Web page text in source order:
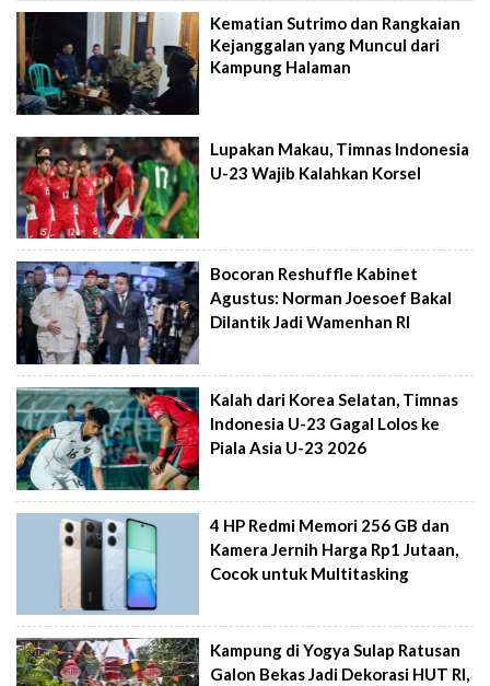
Kematian Sutrimo dan Rangkaian
Kejanggalan yang Muncul dari
Kampung Halaman
Lupakan Makau, Timnas Indonesia
U-23 Wajib Kalahkan Korsel
Bocoran Reshuffle Kabinet
Agustus: Norman Joesoef Bakal
Dilantik Jadi Wamenhan RI
Kalah dari Korea Selatan, Timnas
Indonesia U-23 Gagal Lolos ke
Piala Asia U-23 2026
4 HP Redmi Memori 256 GB dan
Kamera Jernih Harga Rp1 Jutaan,
Cocok untuk Multitasking
Kampung di Yogya Sulap Ratusan
Galon Bekas Jadi Dekorasi HUT RI,